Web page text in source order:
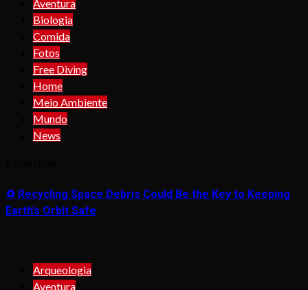
Aventura
Biologia
Comida
Fotos
Free Diving
Home
Meio Ambiente
Mundo
News
♻️ Recycling Space Debris Could Be the Key to Keeping
Earth’s Orbit Safe
Arqueologia
Aventura